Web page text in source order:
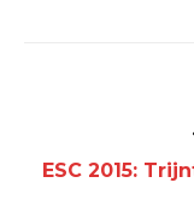
ESC 2015: